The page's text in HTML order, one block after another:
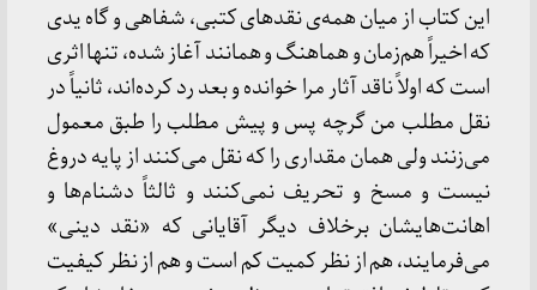
این كتاب از میان همه‌ی نقدهای كتبی، شفاهی و گاه یدی
كه اخیراً هم‌زمان و هماهنگ و همانند آغاز شده، تنها اثری
است كه اولاً ناقد آثار مرا خوانده و بعد رد كرده‌اند، ثانیاً در
نقل مطلب من گرچه پس و پیش مطلب را طبق معمول
می‌زنند ولی همان مقداری را كه نقل می‌كنند از پایه دروغ
نیست و مسخ و تحریف نمی‌كنند و ثالثاً دشنام‌ها و
اهانت‌هایشان برخلاف دیگر آقایانی كه «نقد دینی»
می‌فرمایند، هم از نظر كمیت كم است و هم از نظر كیفیت